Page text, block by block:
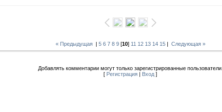
« Предыдущая| 5 6 7 8 9[10] 11 12 13 14 15| Следующая »
Добавлять комментарии могут только зарегистрированные пользователи.
[ Регистрация Вход ]